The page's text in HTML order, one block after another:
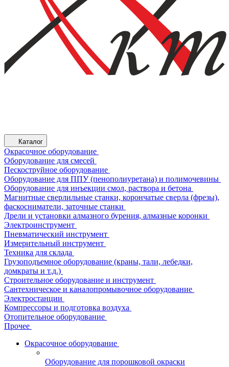
Каталог
Окрасочное оборудование
Оборудование для смесей
Пескоструйное оборудование
Оборудование для ППУ (пенополиуретана) и полимочевины
Оборудование для инъекции смол, раствора и бетона
Магнитные сверлильные станки, корончатые сверла (фрезы),
фаскосниматели, заточные станки
Дрели и установки алмазного бурения, алмазные коронки
Электроинструмент
Пневматический инструмент
Измерительный инструмент
Техника для склада
Грузоподъемное оборудование (краны, тали, лебедки,
домкраты и т.д.)
Строительное оборудование и инструмент
Сантехническое и каналопромывочное оборудование
Электростанции
Компрессоры и подготовка воздуха
Отопительное оборудование
Прочее
Окрасочное оборудование
Оборудование для порошковой окраски